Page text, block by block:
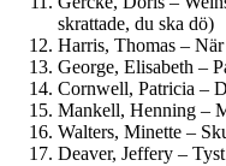
skrattade, du ska dö)
Harris, Thomas –
George, Elisabeth –
Cornwell, Patricia –
Mankell, Henning –
Walters, Minette –
Deaver, Jeffery –